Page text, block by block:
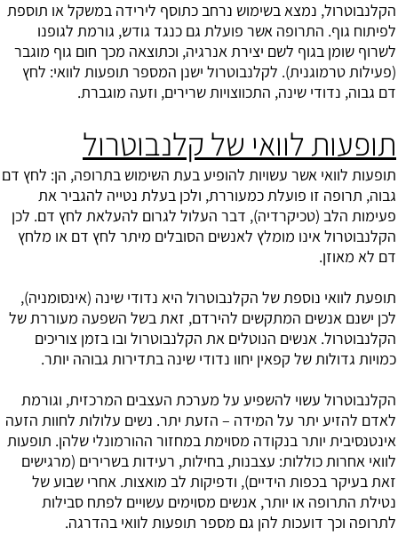
הקלנבוטרול, נמצא בשימוש נרחב כתוסף לירידה במשקל או תוספת
לפיתוח גוף. התרופה אשר פועלת גם כנגד גודש, גורמת לגופנו
לשרוף שומן בגוף לשם יצירת אנרגיה, וכתוצאה מכך חום גוף מוגבר
(פעילות טרמוגנית). לקלנבוטרול ישנן המספר תופעות לוואי: לחץ
דם גבוה, נדודי שינה, התכווצויות שרירים, וזעה מוגברת.
תופעות לוואי של קלנבוטרול
תופעות לוואי אשר עשויות להופיע בעת השימוש בתרופה, הן: לחץ דם
גבוה, תרופה זו פועלת כמעוררת, ולכן בעלת נטייה להגביר את
פעימות הלב (טכיקרדיה), דבר העלול לגרום להעלאת לחץ דם. לכן
הקלנבוטרול אינו מומלץ לאנשים הסובלים מיתר לחץ דם או מלחץ
דם לא מאוזן.
תופעת לוואי נוספת של הקלנבוטרול היא נדודי שינה (אינסומניה),
לכן ישנם אנשים המתקשים להירדם, זאת בשל השפעה מעוררת של
הקלנבוטרול. אנשים הנוטלים את הקלנבוטרול ובו בזמן צוריכים
כמויות גדולות של קפאין יחוו נדודי שינה בתדירות גבוהה יותר.
הקלנבוטרול עשוי להשפיע על מערכת העצבים המרכזית, וגורמת
לאדם להזיע יתר על המידה – הזעת יתר. נשים עלולות לחוות הזעה
אינטנסיבית יותר בנקודה מסוימת במחזור ההורמונלי שלהן. תופעות
לוואי אחרות כוללות: עצבנות, בחילות, רעידות בשרירים (מרגישים
זאת בעיקר בכפות הידיים), ודפיקות לב מואצות. אחרי שבוע של
נטילת התרופה או יותר, אנשים מסוימים עשויים לפתח סבילות
לתרופה וכך דועכות להן גם מספר תופעות לוואי בהדרגה.